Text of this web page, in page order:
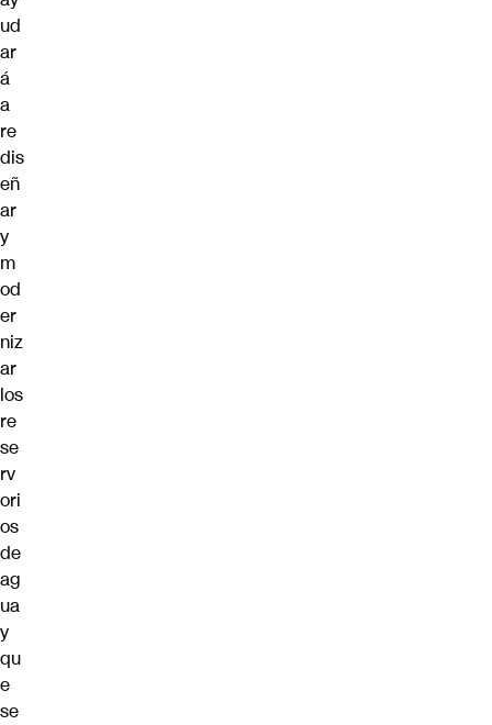
ud
ar
á
a
re
dis
eñ
ar
y
m
od
er
niz
ar
los
re
se
rv
ori
os
de
ag
ua
y
qu
e
se